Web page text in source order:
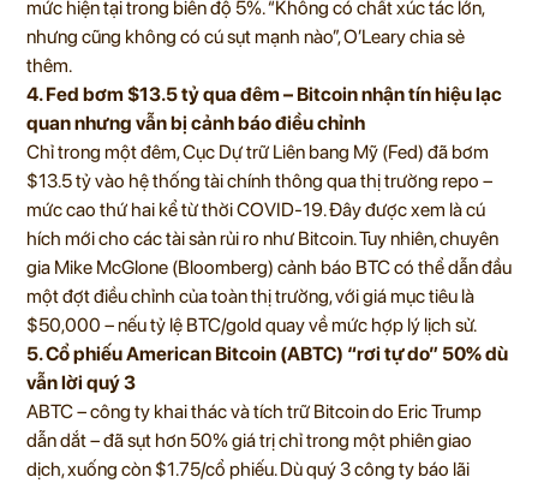
mức hiện tại trong biên độ 5%. “Không có chất xúc tác lớn,
nhưng cũng không có cú sụt mạnh nào”, O’Leary chia sẻ
thêm.
4. Fed bơm $13.5 tỷ qua đêm – Bitcoin nhận tín hiệu lạc
quan nhưng vẫn bị cảnh báo điều chỉnh
Chỉ trong một đêm, Cục Dự trữ Liên bang Mỹ (Fed) đã bơm
$13.5 tỷ vào hệ thống tài chính thông qua thị trường repo –
mức cao thứ hai kể từ thời COVID-19. Đây được xem là cú
hích mới cho các tài sản rủi ro như Bitcoin. Tuy nhiên, chuyên
gia Mike McGlone (Bloomberg) cảnh báo BTC có thể dẫn đầu
một đợt điều chỉnh của toàn thị trường, với giá mục tiêu là
$50,000 – nếu tỷ lệ BTC/gold quay về mức hợp lý lịch sử.
5. Cổ phiếu American Bitcoin (ABTC) “rơi tự do” 50% dù
vẫn lời quý 3
ABTC – công ty khai thác và tích trữ Bitcoin do Eric Trump
dẫn dắt – đã sụt hơn 50% giá trị chỉ trong một phiên giao
dịch, xuống còn $1.75/cổ phiếu. Dù quý 3 công ty báo lãi